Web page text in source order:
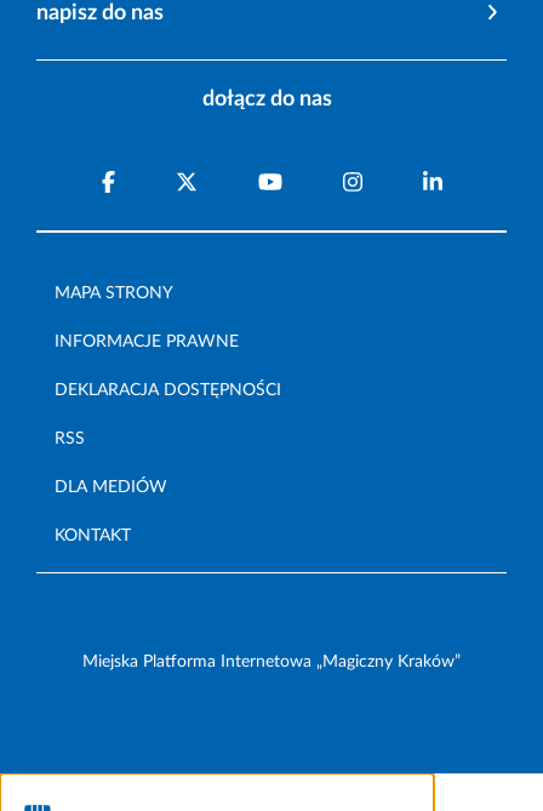
napisz do nas
dołącz do nas
MAPA STRONY
INFORMACJE PRAWNE
DEKLARACJA DOSTĘPNOŚCI
RSS
DLA MEDIÓW
KONTAKT
Miejska Platforma Internetowa „Magiczny Kraków”